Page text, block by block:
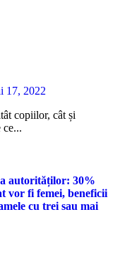
17, 2022
ce...
autorităților: 30%
vor fi femei, beneficii
cu trei sau mai